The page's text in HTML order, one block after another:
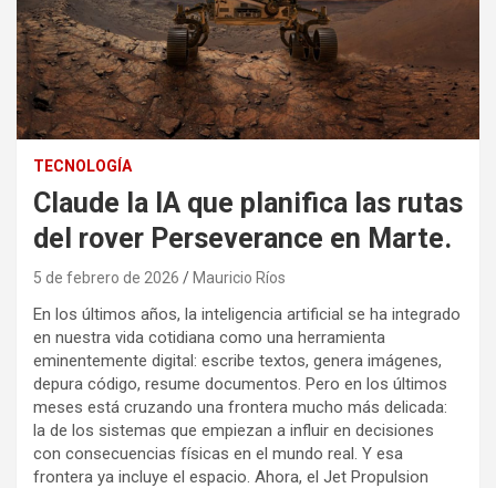
TECNOLOGÍA
Claude la IA que planifica las rutas
del rover Perseverance en Marte.
5 de febrero de 2026 Mauricio Ríos
En los últimos años, la inteligencia artificial se ha integrado
en nuestra vida cotidiana como una herramienta
eminentemente digital: escribe textos, genera imágenes,
depura código, resume documentos. Pero en los últimos
meses está cruzando una frontera mucho más delicada:
la de los sistemas que empiezan a influir en decisiones
con consecuencias físicas en el mundo real. Y esa
frontera ya incluye el espacio. Ahora, el Jet Propulsion